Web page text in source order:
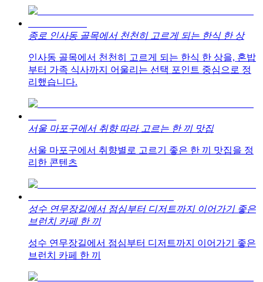
종로 인사동 골목에서 천천히 고르게 되는 한식 한 상
인사동 골목에서 천천히 고르게 되는 한식 한 상을, 혼밥
부터 가족 식사까지 어울리는 선택 포인트 중심으로 정
리했습니다.
서울 마포구에서 취향 따라 고르는 한 끼 맛집
서울 마포구에서 취향별로 고르기 좋은 한 끼 맛집을 정
리한 콘텐츠
성수 연무장길에서 점심부터 디저트까지 이어가기 좋은
브런치 카페 한 끼
성수 연무장길에서 점심부터 디저트까지 이어가기 좋은
브런치 카페 한 끼